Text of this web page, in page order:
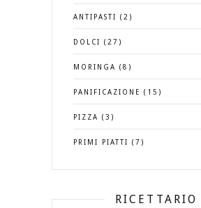
ANTIPASTI (2)
DOLCI (27)
MORINGA (8)
PANIFICAZIONE (15)
PIZZA (3)
PRIMI PIATTI (7)
RICETTARIO